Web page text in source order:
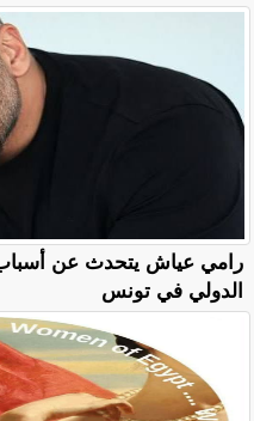
رامي عياش يتحدث عن
الدولي في تونس